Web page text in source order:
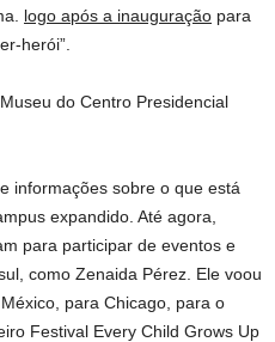
logo após a inauguração para
herói”.
do Centro Presidencial
informações sobre o que está
expandido. Até agora,
para participar de eventos e
como Zenaida Pérez. Ele voou
para Chicago, para o
Festival Every Child Grows Up